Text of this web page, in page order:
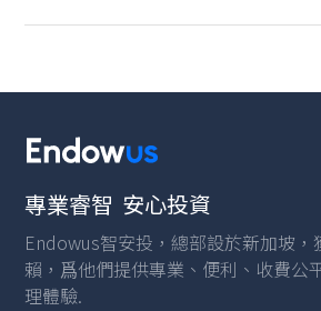
標？閱讀本文，了解更多 DIS 的潛
Endowus 平台進行更全面的退休
規劃。
專業睿智 安心投資
Endowus智安投，總部設於新加坡，
賴，爲他們提供專業、便利、收費公
理體驗.